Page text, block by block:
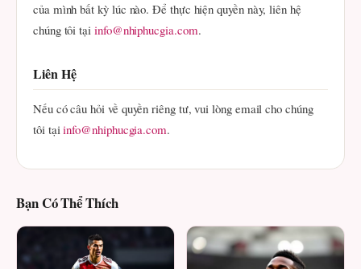
của mình bất kỳ lúc nào. Để thực hiện quyền này, liên hệ
chúng tôi tại info@nhiphucgia.com.
Liên Hệ
Nếu có câu hỏi về quyền riêng tư, vui lòng email cho chúng
tôi tạiinfo@nhiphucgia.com.
Bạn Có Thể Thích